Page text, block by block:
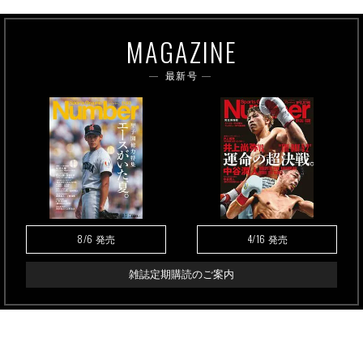
MAGAZINE
最新号
8/6 発売 4/16 発売
雑誌定期購読のご案内